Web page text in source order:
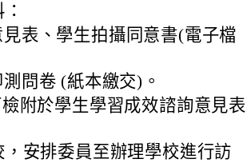
表、學生拍攝同意書(電子檔
問卷 (紙本繳交)。
附於學生學習成效諮詢意見表
安排委員至辦理學校進行訪